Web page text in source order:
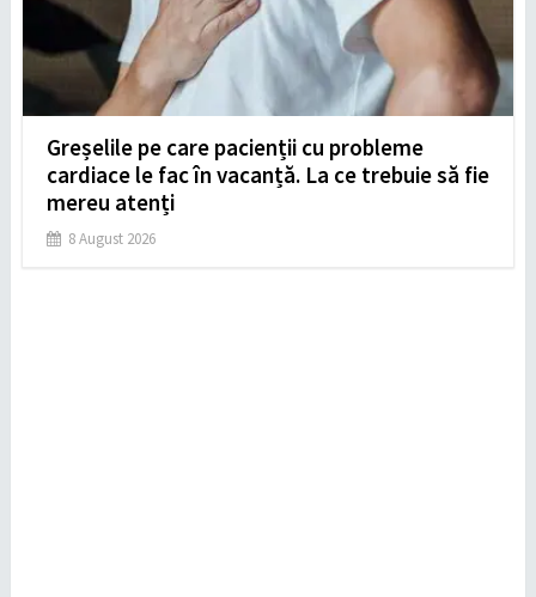
Greșelile pe care pacienții cu probleme
cardiace le fac în vacanță. La ce trebuie să fie
mereu atenți
8 August 2026